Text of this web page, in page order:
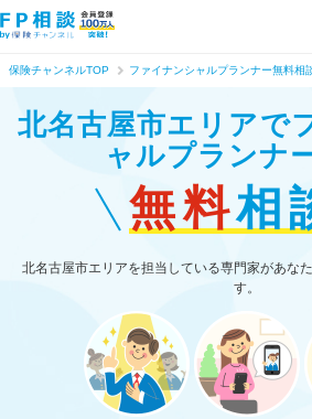
保険チャンネルTOP ファイナンシャルプランナー無料相
北名古屋市エリアで
ャルプランナ
無料相
北名古屋市エリアを担当している専門家があな
す。